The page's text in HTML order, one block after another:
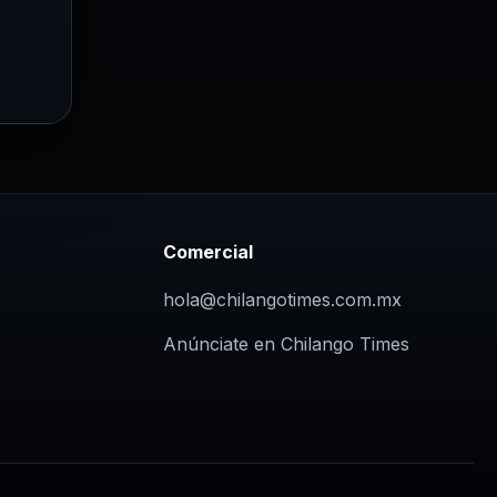
Comercial
hola@chilangotimes.com.mx
Anúnciate en Chilango Times